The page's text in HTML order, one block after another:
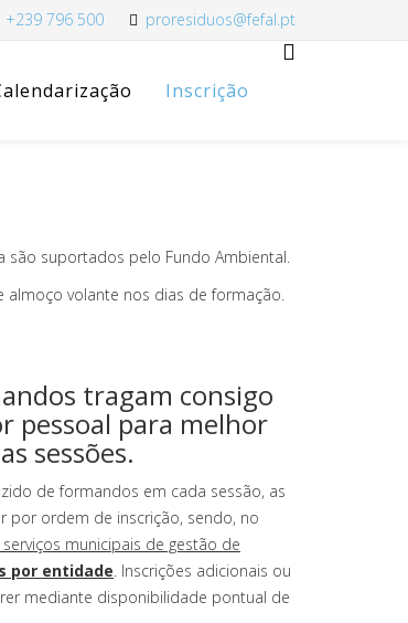
+239 796 500 proresiduos@fefal.pt
Inscrição
suportados pelo Fundo Ambiental.
volante nos dias de formação.
tragam consigo
pessoal para melhor
sessões.
de formandos em cada sessão, as
por ordem de inscrição, sendo, no
municipais de gestão de
por entidade. Inscrições adicionais ou
mediante disponibilidade pontual de